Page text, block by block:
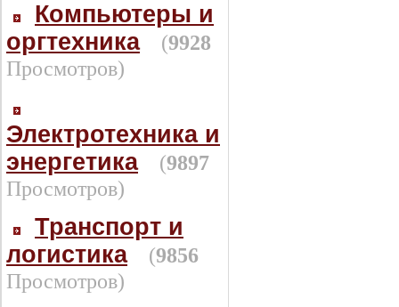
Компьютеры и
оргтехника
(9928
Просмотров)
Электротехника и
энергетика
(9897
Просмотров)
Транспорт и
логистика
(9856
Просмотров)